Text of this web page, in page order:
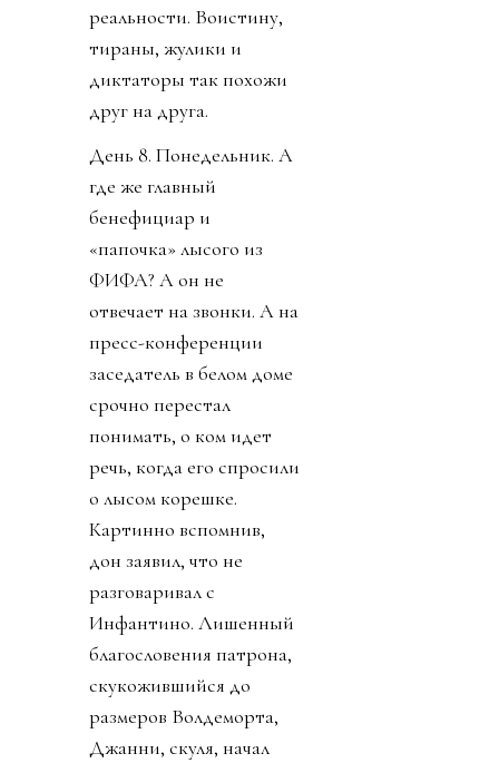
реальности. Воистину,
тираны, жулики и
диктаторы так похожи
друг на друга.
День 8. Понедельник. А
где же главный
бенефициар и
«папочка» лысого из
ФИФА? А он не
отвечает на звонки. А на
пресс-конференции
заседатель в белом доме
срочно перестал
понимать, о ком идет
речь, когда его спросили
о лысом корешке.
Картинно вспомнив,
дон заявил, что не
разговаривал с
Инфантино. Лишенный
благословения патрона,
скукожившийся до
размеров Волдеморта,
Джанни, скуля, начал